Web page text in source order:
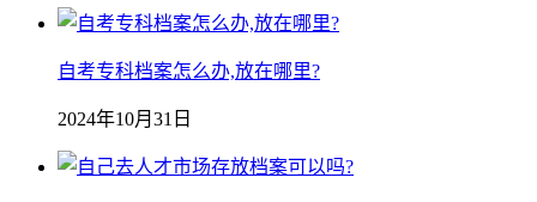
自考专科档案怎么办,放在哪里?
2024年10月31日